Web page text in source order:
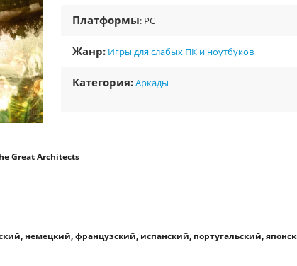
Платформы: PC
Жанр: Игры для слабых ПК и ноутбуков
Категория:Аркады
Great Architects
немецкий, французский, испанский, португальский,